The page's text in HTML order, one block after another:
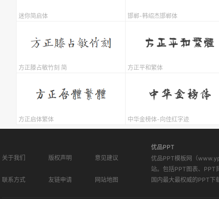
迷你简启体 邯郸-韩绍杰邯郸体
方正滕占敏竹刻 简 方正平和繁体
方正启体繁体 中华金榜体-向佳红字迹
关于我们 版权声明 意见建议
联系方式 友链申请 网站地图
优品PPT
优品PPT模板网（
站。包括PPT图表、PPT
国内最大最权威的PPT下